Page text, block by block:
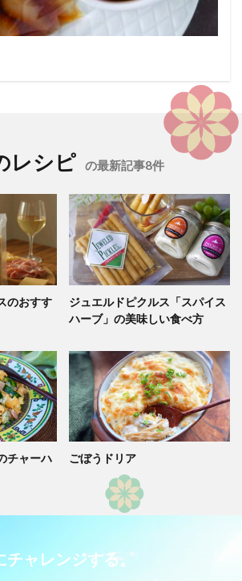
レシピ の最新記事8件
のおすす
ジュエルドピクルス「スパイス
ハーブ」の美味しい食べ方
チャーハ
ごぼうドリア
チャレンジする。